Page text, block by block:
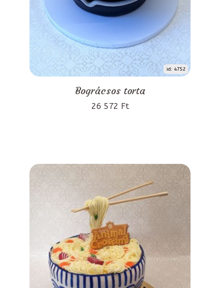
id: 4752
Bográcsos torta
26 572 Ft